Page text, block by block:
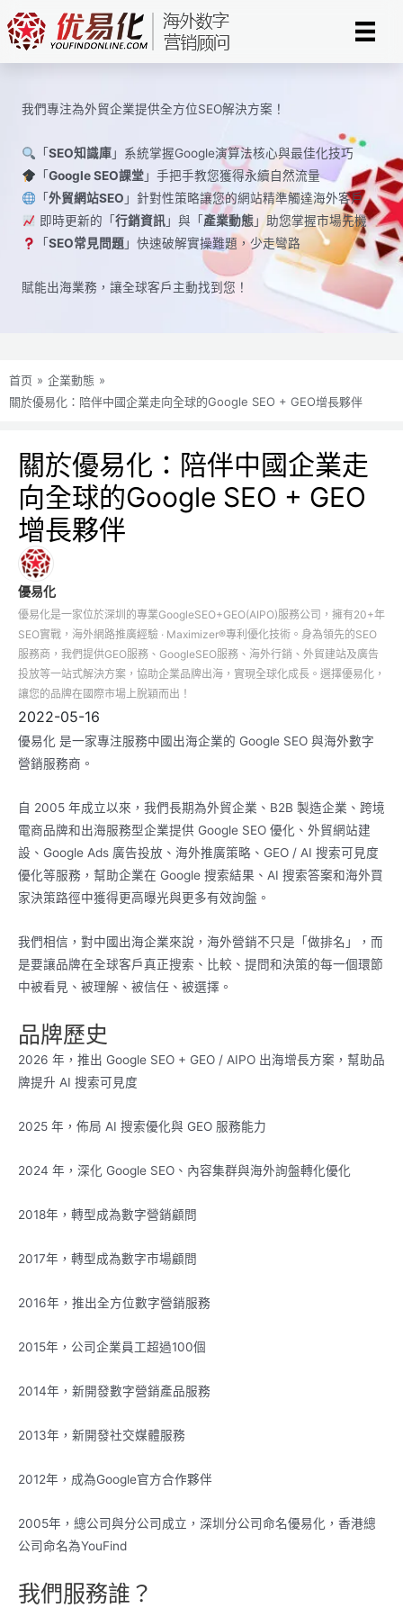
Skip
to
content
我們專注為外貿企業提供全方位SEO解決方案！
「 SEO知識庫」系統掌握Google演算法核心與最佳化技巧
「 Google SEO課堂」手把手教您獲得永續自然流量
「 外貿網站SEO 」針對性策略讓您的網站精準觸達海外客戶
即時更新的「 行銷資訊」與「 產業動態」助您掌握市場先機
「 SEO常見問題」快速破解實操難題，少走彎路
賦能出海業務，讓全球​​客戶主動找到您！
首页 » 企業動態 »
關於優易化：陪伴中國企業走向全球的Google SEO + GEO增長夥伴
關於優易化：陪伴中國企業走
向全球的Google SEO + GEO
增長夥伴
優易化
優易化是一家位於深圳的專業GoogleSEO+GEO(AIPO)服務公司，擁有20+年
SEO實戰，海外網路推廣經驗 · Maximizer®專利優化技術。身為領先的SEO
服務商，我們提供GEO服務、GoogleSEO服務、海外行銷、外貿建站及廣告
投放等一站式解決方案，協助企業品牌出海，實現全球化成長。選擇優易化，
讓您的品牌在國際市場上脫穎而出！
2022-05-16
優易化 是一家專注服務中國出海企業的 Google SEO 與海外數字
營銷服務商。
自 2005 年成立以來，我們長期為外貿企業、B2B 製造企業、跨境
電商品牌和出海服務型企業提供 Google SEO 優化、外貿網站建
設、Google Ads 廣告投放、海外推廣策略、GEO / AI 搜索可見度
優化等服務，幫助企業在 Google 搜索結果、AI 搜索答案和海外買
家決策路徑中獲得更高曝光與更多有效詢盤。
我們相信，對中國出海企業來說，海外營銷不只是「做排名」，而
是要讓品牌在全球客戶真正搜索、比較、提問和決策的每一個環節
中被看見、被理解、被信任、被選擇。
品牌歷史
2026 年，推出 Google SEO + GEO / AIPO 出海增長方案，幫助品
牌提升 AI 搜索可見度
2025 年，佈局 AI 搜索優化與 GEO 服務能力
2024 年，深化 Google SEO、內容集群與海外詢盤轉化優化
2018年，轉型成為數字營銷顧問
2017年，轉型成為數字市場顧問
2016年，推出全方位數字營銷服務
2015年，公司企業員工超過100個
2014年，新開發數字營銷產品服務
2013年，新開發社交媒體服務
2012年，成為Google官方合作夥伴
2005年，總公司與分公司成立，深圳分公司命名優易化，香港總
公司命名為YouFind
我們服務誰？